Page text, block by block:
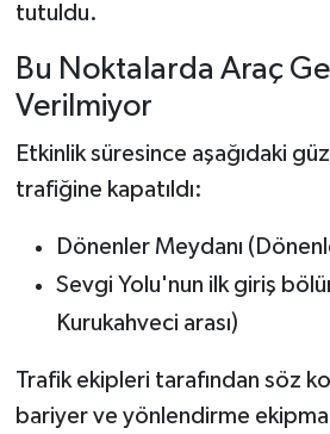
tutuldu.
Bu Noktalarda Araç
Verilmiyor
Etkinlik süresince aşağıdaki
trafiğine kapatıldı:
Dönenler Meydanı
Sevgi Yolu'nun ilk giriş
Kurukahveci arası)
Trafik ekipleri tarafından söz
bariyer ve yönlendirme